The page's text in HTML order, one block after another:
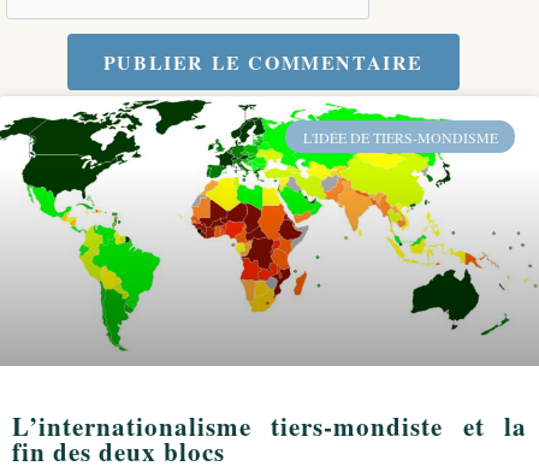
L'IDÉE DE TIERS-MONDISME
L’internationalisme tiers-mondiste et la
fin des deux blocs
PUBLIER LE COMMENTAIRE